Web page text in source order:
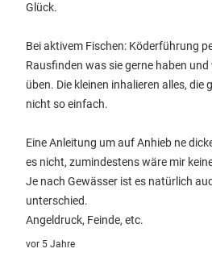
Glück.
Bei aktivem Fischen: Köderführung
Rausfinden was sie gerne haben
üben. Die kleinen inhalieren alles, die
nicht so einfach.
Eine Anleitung um auf Anhieb ne
es nicht, zumindestens wäre mir
Je nach Gewässer ist es natürlich
unterschied.
Angeldruck, Feinde, etc.
vor 5 Jahre